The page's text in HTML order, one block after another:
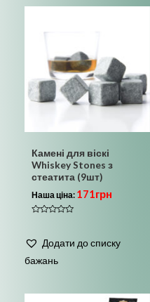
Камені для віскі
Whiskey Stones з
стеатита (9шт)
Наша ціна: 171грн
з
Додати до списку
бажань